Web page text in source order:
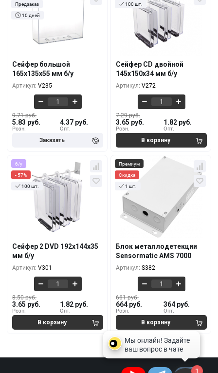
Предзаказ
10 дней
Сейфер большой
165x135x55 мм б/у
Артикул: V235
Розн.
9.71 руб.
5.83 руб.
Опт.
4.37 руб.
Кол-во
9.71 руб.
5.83 руб.
100+
100 шт.
Сейфер CD двойной
145х150х34 мм б/у
Артикул: V272
Розн.
7.29 руб.
3.65 руб.
Опт.
1.82 руб.
Кол-во За 1 шт.
7.29 руб.
100+
3.28 руб.
б/у
- 57%
100 шт.
Сейфер 2 DVD 192х144х35
мм б/у
Артикул: V301
Розн.
8.50 руб.
3.65 руб.
Опт.
1.82 руб.
За 1 шт.
8.50 руб.
3.65 руб.
100+
3.28 руб.
Премиум
Скидка
1 шт.
Блок металлодетекции
Sensormatic AMS 7000
Артикул: S382
Розн.
661 руб.
664 руб.
Опт.
364 руб.
Кол-во За 1 шт.
5+
482 руб.
1